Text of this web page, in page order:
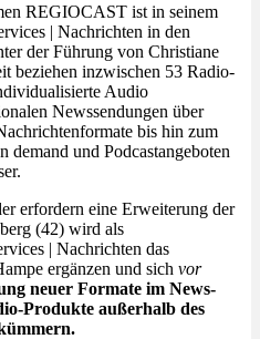
REGIOCAST ist in seinem
| Nachrichten in den
der Führung von Christiane
beziehen inzwischen 53 Radio-
Audio
Newssendungen über
bis hin zum
und Podcastangeboten
erfordern eine Erweiterung der
(42) wird als
| Nachrichten das
ergänzen und sich vor
neuer Formate im News-
Produkte außerhalb des